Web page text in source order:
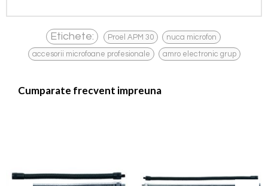
Etichete: Proel APM 30 , nuca microfon ,
accesorii microfoane profesionale , amro electronic grup
Cumparate frecvent impreuna